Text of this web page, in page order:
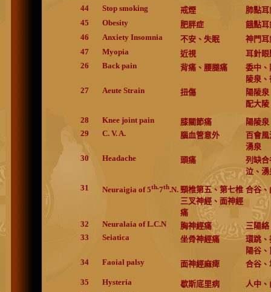
44
Stop smoking 戒煙
肺點耳
45
Obesity 肥胖症
餓點耳
46
Anxiety Insomnia 不安、失眠
神門耳
47
Myopia 近視
耳針眼
26
Back pain 背痛、腰腿痛
委中、
陵泉
27
Aeute Strain 扭傷
陽陵
配大陵
28
Knee joint pain 膝關節痛
陽陵
29
C. V. A. 腦血管意外
百會風
湧泉
30
Headache 頭痛
列缺合
泣、湧
31
Neuraigia of 5th.7th.N. 頸椎第五、第七椎
三叉神經、面神經
痛
合谷、
32 Neuralaia of I..C.N 胸神經痛
三陽絡
33
Seiatica 坐骨神經痛
環跳、
陽谷
34
Faoial palsy 面神經麻痺
合谷、
35
Hysteria 歇斯底里病
人中、